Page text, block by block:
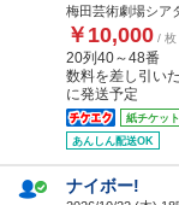
梅田芸術劇場シア
￥10,000 /
20列40～48番
数料を差し引い
に発送予定
紙チケット
あんしん配送OK
ナイボー!